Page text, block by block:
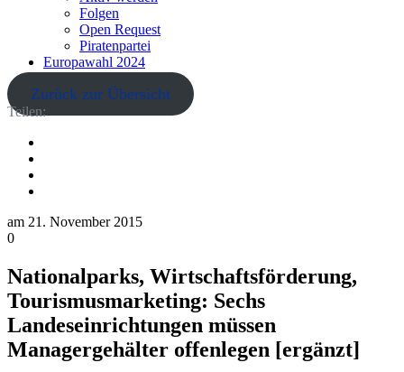
Folgen
Open Request
Piratenpartei
Europawahl 2024
Zurück zur Übersicht
Teilen:
am 21. November 2015
0
Nationalparks, Wirtschaftsförderung,
Tourismusmarketing: Sechs
Landeseinrichtungen müssen
Managergehälter offenlegen [ergänzt]